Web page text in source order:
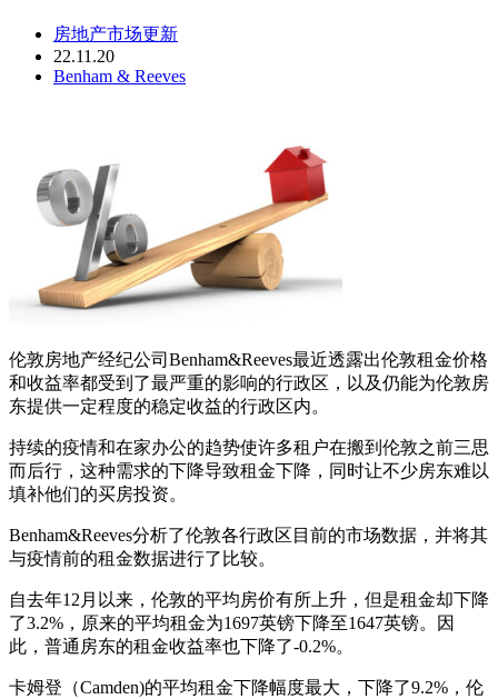
房地产市场更新
22.11.20
Benham & Reeves
伦敦房地产经纪公司Benham&Reeves最近透露出伦敦租金价格
和收益率都受到了最严重的影响的行政区，以及仍能为伦敦房
东提供一定程度的稳定收益的行政区内。
持续的疫情和在家办公的趋势使许多租户在搬到伦敦之前三思
而后行，这种需求的下降导致租金下降，同时让不少房东难以
填补他们的买房投资。
Benham&Reeves分析了伦敦各行政区目前的市场数据，并将其
与疫情前的租金数据进行了比较。
自去年12月以来，伦敦的平均房价有所上升，但是租金却下降
了3.2%，原来的平均租金为1697英镑下降至1647英镑。因
此，普通房东的租金收益率也下降了-0.2%。
卡姆登（Camden)的平均租金下降幅度最大，下降了9.2%，伦